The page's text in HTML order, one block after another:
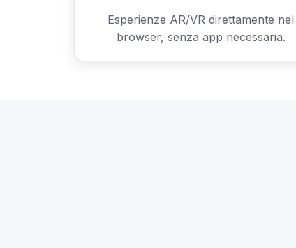
Esperienze AR/VR direttamente nel
browser, senza app necessaria.